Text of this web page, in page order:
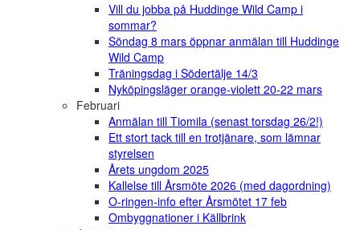
Vill du jobba på Huddinge Wild Camp i
sommar?
Söndag 8 mars öppnar anmälan till Huddinge
Wild Camp
Träningsdag i Södertälje 14/3
Nyköpingsläger orange-violett 20-22 mars
Februari
Anmälan till Tiomila (senast torsdag 26/2!)
Ett stort tack till en trotjänare, som lämnar
styrelsen
Årets ungdom 2025
Kallelse till Årsmöte 2026 (med dagordning)
O-ringen-info efter Årsmötet 17 feb
Ombyggnationer i Källbrink